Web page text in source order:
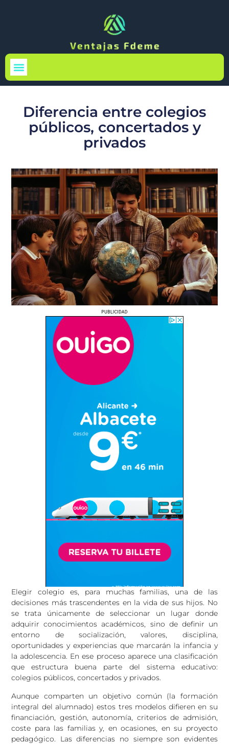
Diferencia entre colegios
públicos, concertados y
privados
Elegir colegio es, para muchas familias, una de las
decisiones más trascendentes en la vida de sus hijos. No
se trata únicamente de seleccionar un lugar donde
adquirir conocimientos académicos, sino de definir un
entorno de socialización, valores, disciplina,
oportunidades y experiencias que marcarán la infancia y
la adolescencia. En ese proceso aparece una clasificación
que estructura buena parte del sistema educativo:
colegios públicos, concertados y privados.
Aunque comparten un objetivo común (la formación
integral del alumnado) estos tres modelos difieren en su
financiación, gestión, autonomía, criterios de admisión,
coste para las familias y, en ocasiones, en su proyecto
pedagógico. Las diferencias no siempre son evidentes